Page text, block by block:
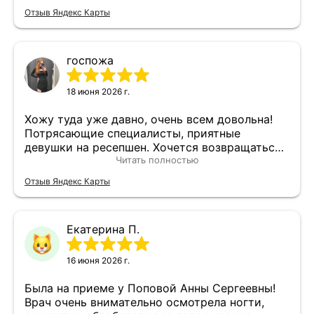
Отзыв Яндекс Карты
госпожа
18 июня 2026 г.
Хожу туда уже давно, очень всем довольна!
Потрясающие специалисты, приятные
девушки на ресепшен. Хочется возвращаться
туда снова и сноваЧитать полностью
Отзыв Яндекс Карты
Екатерина П.
16 июня 2026 г.
Была на приеме у Поповой Анны Сергеевны!
Врач очень внимательно осмотрела ногти,